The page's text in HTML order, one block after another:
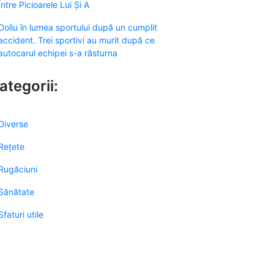
Picioarele Lui Și A
în lumea sportului după un cumplit
Trei sportivi au murit după ce
echipei s-a răsturna
utile